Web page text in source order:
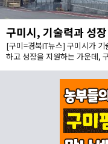
[구미=경북IT뉴스] 구미시가
하고 성장을 지원하는 가운데,
구미에 차세대 배터리 안전소